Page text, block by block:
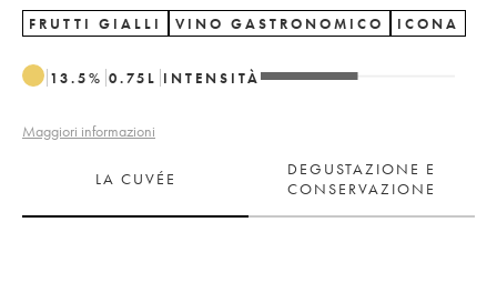
FRUTTI GIALLI VINO GASTRONOMICO ICONA
13.5% 0.75 L INTENSITÀ
Maggiori informazioni
LA CUVÉE
DEGUSTAZIONE E
CONSERVAZIONE